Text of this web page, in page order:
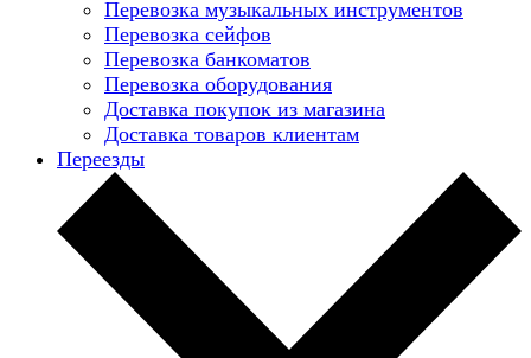
Перевозка музыкальных инструментов
Перевозка сейфов
Перевозка банкоматов
Перевозка оборудования
Доставка покупок из магазина
Доставка товаров клиентам
Переезды